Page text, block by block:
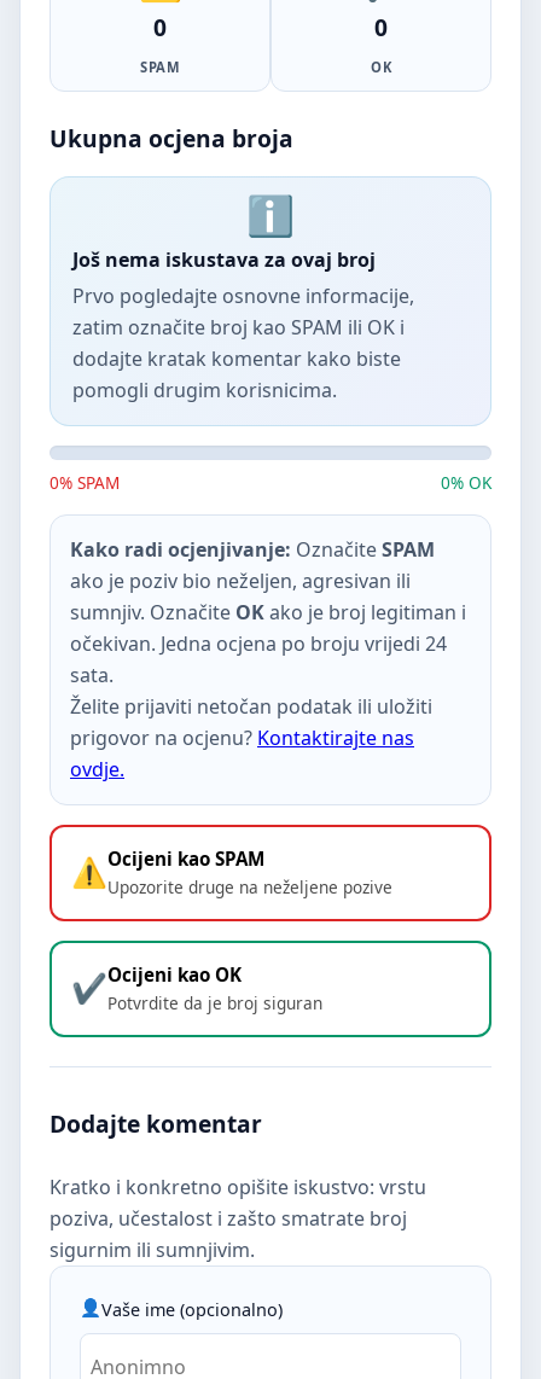
0
SPAM
0
OK
Ukupna ocjena broja
Još nema iskustava za ovaj broj
Prvo pogledajte osnovne informacije,
zatim označite broj kao SPAM ili OK i
dodajte kratak komentar kako biste
pomogli drugim korisnicima.
0% SPAM 0% OK
Kako radi ocjenjivanje: OznačiteSPAM
ako je poziv bio neželjen, agresivan ili
sumnjiv. Označite OKako je broj legitiman i
očekivan. Jedna ocjena po broju vrijedi 24
sata.
Želite prijaviti netočan podatak ili uložiti
prigovor na ocjenu? Kontaktirajte nas
ovdje.
Ocijeni kao SPAM
Upozorite druge na neželjene pozive
Ocijeni kao OK
Potvrdite da je broj siguran
Dodajte komentar
Kratko i konkretno opišite iskustvo: vrstu
poziva, učestalost i zašto smatrate broj
sigurnim ili sumnjivim.
Vaše ime (opcionalno)